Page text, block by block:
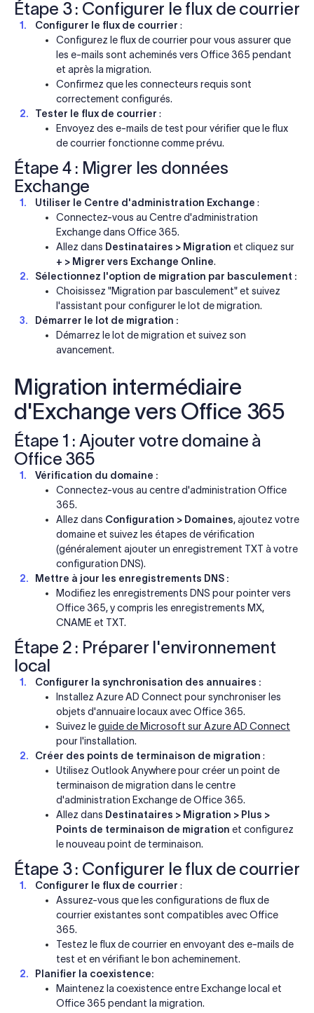
Étape 3 : Configurer le flux de courrier
Configurer le flux de courrier :
Configurez le flux de courrier pour vous assurer que
les e-mails sont acheminés vers Office 365 pendant
et après la migration.
Confirmez que les connecteurs requis sont
correctement configurés.
Tester le flux de courrier :
Envoyez des e-mails de test pour vérifier que le flux
de courrier fonctionne comme prévu.
Étape 4 : Migrer les données
Exchange
Utiliser le Centre d'administration Exchange :
Connectez-vous au Centre d'administration
Exchange dans Office 365.
Allez dans Destinataires > Migration et cliquez sur
+ > Migrer vers Exchange Online.
Sélectionnez l'option de migration par basculement :
Choisissez "Migration par basculement" et suivez
l'assistant pour configurer le lot de migration.
Démarrer le lot de migration :
Démarrez le lot de migration et suivez son
avancement.
Migration intermédiaire
d'Exchange vers Office 365
Étape 1 : Ajouter votre domaine à
Office 365
Vérification du domaine :
Connectez-vous au centre d'administration Office
365.
Allez dans Configuration > Domaines, ajoutez votre
domaine et suivez les étapes de vérification
(généralement ajouter un enregistrement TXT à votre
configuration DNS).
Mettre à jour les enregistrements DNS :
Modifiez les enregistrements DNS pour pointer vers
Office 365, y compris les enregistrements MX,
CNAME et TXT.
Étape 2 : Préparer l'environnement
local
Configurer la synchronisation des annuaires :
Installez Azure AD Connect pour synchroniser les
objets d'annuaire locaux avec Office 365.
Suivez leguide de Microsoft sur Azure AD Connect
pour l'installation.
Créer des points de terminaison de migration :
Utilisez Outlook Anywhere pour créer un point de
terminaison de migration dans le centre
d'administration Exchange de Office 365.
Allez dans Destinataires > Migration > Plus >
Points de terminaison de migration et configurez
le nouveau point de terminaison.
Étape 3 : Configurer le flux de courrier
Configurer le flux de courrier :
Assurez-vous que les configurations de flux de
courrier existantes sont compatibles avec Office
365.
Testez le flux de courrier en envoyant des e-mails de
test et en vérifiant le bon acheminement.
Planifier la coexistence:
Maintenez la coexistence entre Exchange local et
Office 365 pendant la migration.